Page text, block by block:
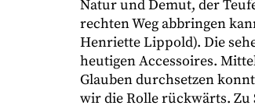
Natur und Demut, der
rechten Weg abbringen
Henriette Lippold). Die
heutigen Accessoires.
Glauben durchsetzen
wir die Rolle rückwärts. Zu